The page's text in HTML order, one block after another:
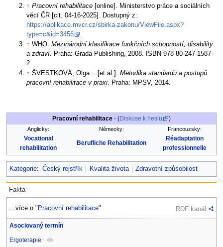
↑ Pracovní rehabilitace [online]. Ministerstvo práce a sociálních
věcí ČR [cit. 04-16-2025]. Dostupný z:
https://aplikace.mvcr.cz/sbirka-zakonu/ViewFile.aspx?
type=c&id=3456
↑ WHO.Mezinárodní klasifikace funkčních schopností, disability
a zdraví. Praha: Grada Publishing, 2008. ISBN 978-80-247-1587-
2.
↑ ŠVESTKOVÁ, Olga ...[et al.].Metodika standardů a postupů
pracovní rehabilitace v praxi. Praha: MPSV, 2014.
Pracovní rehabilitace - (Diskuse k heslu )
Anglicky: Německy: Francouzsky:
Vocational
rehabilitation
Berufliche Rehabilitation
Réadaptation
professionnelle
Kategorie: Český rejstřík Kvalita života Zdravotní způsobilost
Fakta
...více o " Pracovní rehabilitace" RDF kanál
Asociovaný termín
Ergoterapie+